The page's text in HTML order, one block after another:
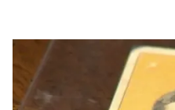
गोबर से पैसा कमाने का सुनहरा
मौका! सरकार खुद खरीदेगी गैस, 10
साल तक रहेगा तय दाम
LATEST VIDEOS